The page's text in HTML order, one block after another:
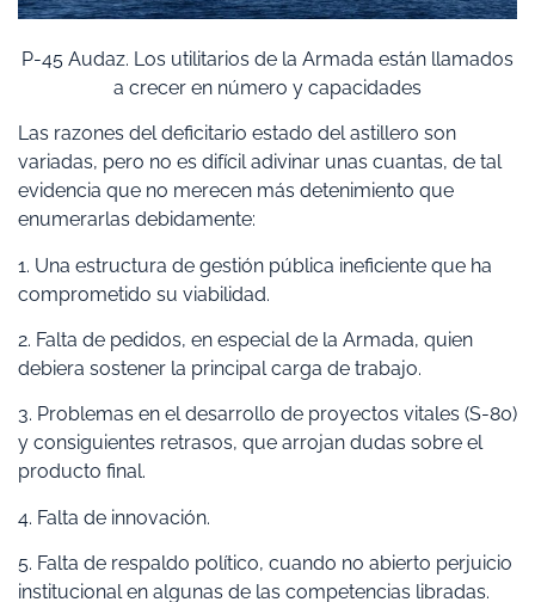
P-45 Audaz. Los utilitarios de la Armada están llamados
a crecer en número y capacidades
Las razones del deficitario estado del astillero son
variadas, pero no es difícil adivinar unas cuantas, de tal
evidencia que no merecen más detenimiento que
enumerarlas debidamente:
1. Una estructura de gestión pública ineficiente que ha
comprometido su viabilidad.
2. Falta de pedidos, en especial de la Armada, quien
debiera sostener la principal carga de trabajo.
3. Problemas en el desarrollo de proyectos vitales (S-80)
y consiguientes retrasos, que arrojan dudas sobre el
producto final.
4. Falta de innovación.
5. Falta de respaldo político, cuando no abierto perjuicio
institucional en algunas de las competencias libradas.